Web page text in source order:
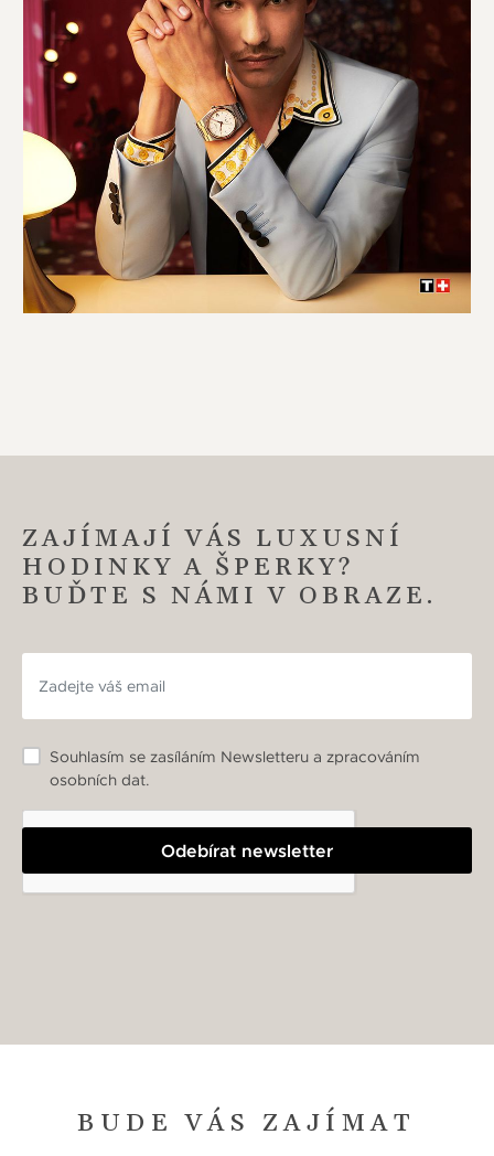
ZAJÍMAJÍ VÁS LUXUSNÍ
HODINKY A ŠPERKY?
BUĎTE S NÁMI V OBRAZE.
Odebírat newsletter
Souhlasím se zasíláním Newsletteru a zpracováním
osobních dat.
BUDE VÁS ZAJÍMAT